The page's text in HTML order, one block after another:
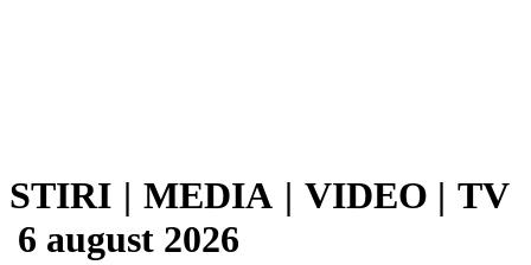
STIRI | MEDIA | VIDEO | TV
6 august 2026